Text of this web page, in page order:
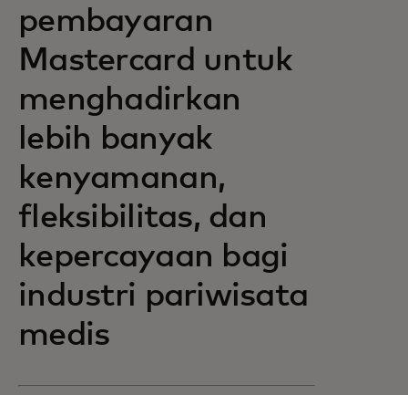
pembayaran
Mastercard untuk
menghadirkan
lebih banyak
kenyamanan,
fleksibilitas, dan
kepercayaan bagi
industri pariwisata
medis